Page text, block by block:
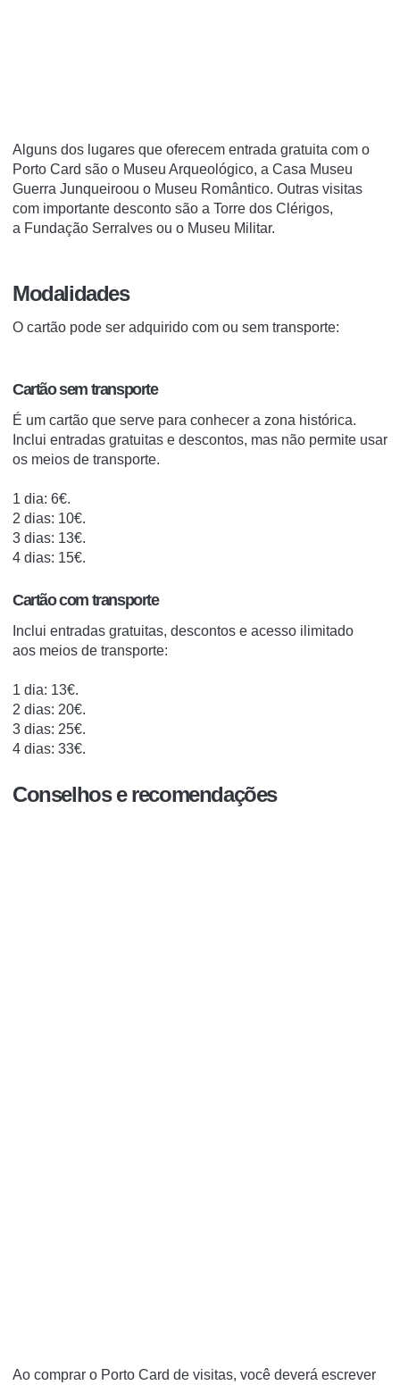
Alguns dos lugares que oferecem entrada gratuita com o
Porto Card são o Museu Arqueológico, a Casa Museu
Guerra Junqueiroou o Museu Romântico. Outras visitas
com importante desconto são a Torre dos Clérigos,
a Fundação Serralves ou o Museu Militar.
Modalidades
O cartão pode ser adquirido com ou sem transporte:
Cartão sem transporte
É um cartão que serve para conhecer a zona histórica.
Inclui entradas gratuitas e descontos, mas não permite usar
os meios de transporte.
1 dia: 6€.
2 dias: 10€.
3 dias: 13€.
4 dias: 15€.
Cartão com transporte
Inclui entradas gratuitas, descontos e acesso ilimitado
aos meios de transporte:
1 dia: 13€.
2 dias: 20€.
3 dias: 25€.
4 dias: 33€.
Conselhos e recomendações
Ao comprar o Porto Card de visitas, você deverá escrever